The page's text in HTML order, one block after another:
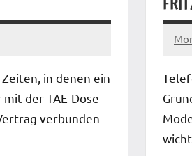
in denen ein
der TAE-Dose
verbunden